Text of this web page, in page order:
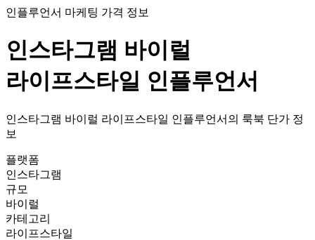
인플루언서 마케팅 가격 정보
인스타그램 바이럴
라이프스타일 인플루언서
인스타그램 바이럴 라이프스타일 인플루언서의 룩북 단가 정
보
플랫폼
인스타그램
규모
바이럴
카테고리
라이프스타일